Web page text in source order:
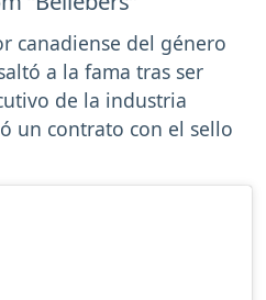
canadiense del género
a la fama tras ser
de la industria
un contrato con el sello